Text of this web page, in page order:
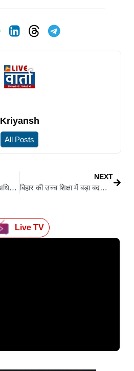
Kriyansh
All Posts
वैशाली की बेटी बनी राजस्व अधिकारी, घर पहुंचते ही भावुक हुए पिता; खुशी में झूम उठा गांव
NEXT
बिहार की उच्च शिक्षा में बड़ा बदलाव, सम्राट चौधरी और राज्यपाल की बैठक में कई अहम फैसले, शिक्षकों के तबादले पर नया नियम
Live TV